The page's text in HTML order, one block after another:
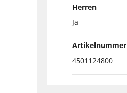
Herren
Ja
Artikelnummer
4501124800